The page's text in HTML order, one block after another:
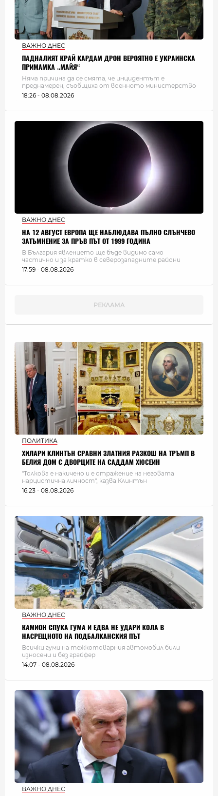
ВАЖНО ДНЕС
ПАДНАЛИЯТ КРАЙ КАРДАМ ДРОН ВЕРОЯТНО Е УКРАИНСКА
ПРИМАМКА „МАЙЯ“
Няма причина да се смята, че инцидентът е
преднамерен, съобщиха от военното министерство
18:26 - 08.08.2026
ВАЖНО ДНЕС
НА 12 АВГУСТ ЕВРОПА ЩЕ НАБЛЮДАВА ПЪЛНО СЛЪНЧЕВО
ЗАТЪМНЕНИЕ ЗА ПРЪВ ПЪТ ОТ 1999 ГОДИНА
В България явлението ще бъде видимо само
частично и за кратко в северозападните райони
17:59 - 08.08.2026
ПОЛИТИКА
ХИЛАРИ КЛИНТЪН СРАВНИ ЗЛАТНИЯ РАЗКОШ НА ТРЪМП В
БЕЛИЯ ДОМ С ДВОРЦИТЕ НА САДДАМ ХЮСЕИН
"Толкова е накичено и е отражение на неговата
нарцистична личност", казва Клинтън
16:23 - 08.08.2026
ВАЖНО ДНЕС
КАМИОН СПУКА ГУМА И ЕДВА НЕ УДАРИ КОЛА В
НАСРЕЩНОТО НА ПОДБАЛКАНСКИЯ ПЪТ
Всички гуми на тежкотоварния автомобил били
износени и без грайфер
14:07 - 08.08.2026
ВАЖНО ДНЕС